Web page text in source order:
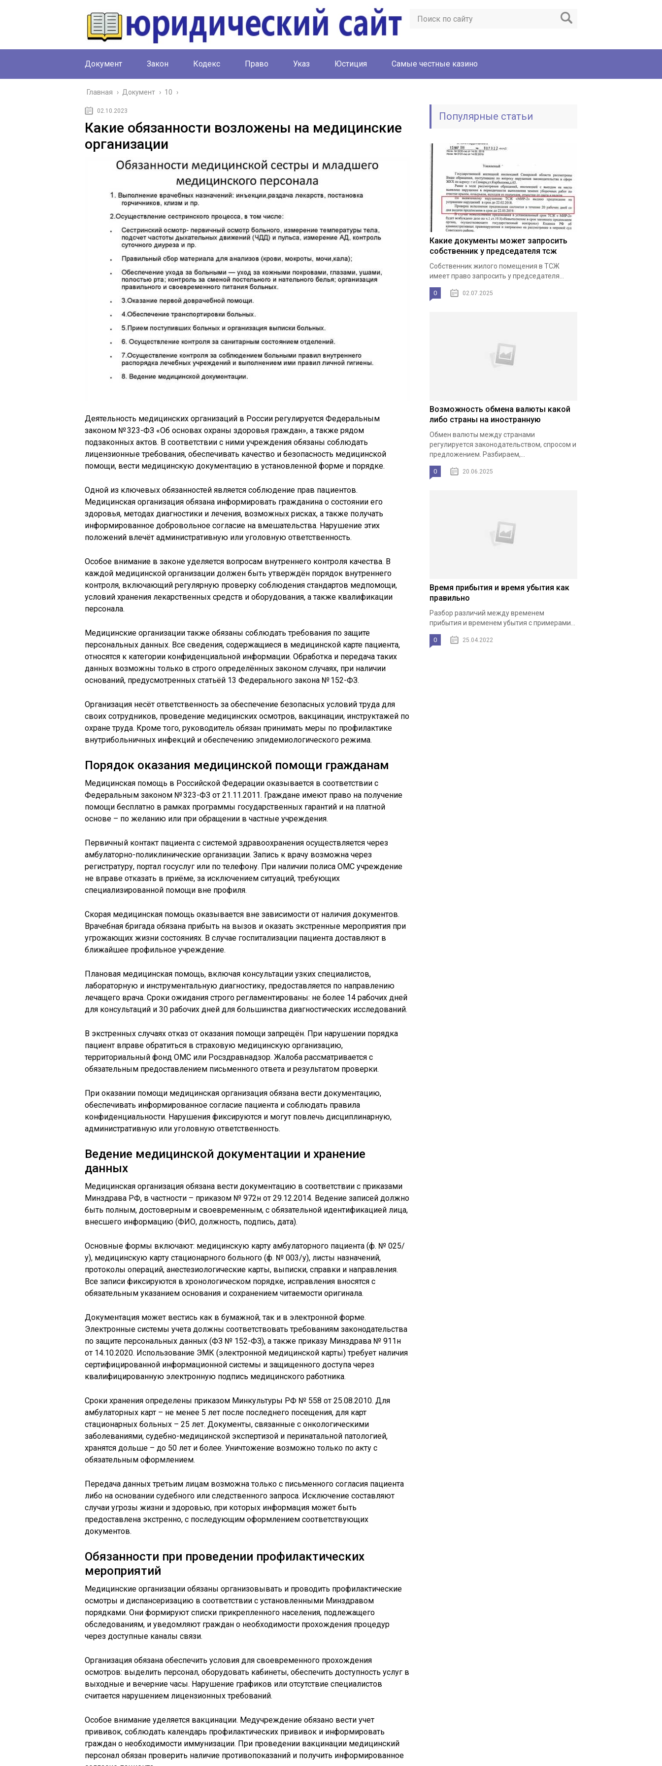
Документ Закон Кодекс Право Указ Юстиция Cамые честные казино
Главная › Документ › 10 ›
02.10.2023
Какие обязанности возложены на медицинские
организации
Деятельность медицинских организаций в России регулируется Федеральным
законом № 323-ФЗ «Об основах охраны здоровья граждан», а также рядом
подзаконных актов. В соответствии с ними учреждения обязаны соблюдать
лицензионные требования, обеспечивать качество и безопасность медицинской
помощи, вести медицинскую документацию в установленной форме и порядке.
Одной из ключевых обязанностей является соблюдение прав пациентов.
Медицинская организация обязана информировать гражданина о состоянии его
здоровья, методах диагностики и лечения, возможных рисках, а также получать
информированное добровольное согласие на вмешательства. Нарушение этих
положений влечёт административную или уголовную ответственность.
Особое внимание в законе уделяется вопросам внутреннего контроля качества. В
каждой медицинской организации должен быть утверждён порядок внутреннего
контроля, включающий регулярную проверку соблюдения стандартов медпомощи,
условий хранения лекарственных средств и оборудования, а также квалификации
персонала.
Медицинские организации также обязаны соблюдать требования по защите
персональных данных. Все сведения, содержащиеся в медицинской карте пациента,
относятся к категории конфиденциальной информации. Обработка и передача таких
данных возможны только в строго определённых законом случаях, при наличии
оснований, предусмотренных статьёй 13 Федерального закона № 152-ФЗ.
Организация несёт ответственность за обеспечение безопасных условий труда для
своих сотрудников, проведение медицинских осмотров, вакцинации, инструктажей по
охране труда. Кроме того, руководитель обязан принимать меры по профилактике
внутрибольничных инфекций и обеспечению эпидемиологического режима.
Порядок оказания медицинской помощи гражданам
Медицинская помощь в Российской Федерации оказывается в соответствии с
Федеральным законом № 323-ФЗ от 21.11.2011. Граждане имеют право на получение
помощи бесплатно в рамках программы государственных гарантий и на платной
основе – по желанию или при обращении в частные учреждения.
Первичный контакт пациента с системой здравоохранения осуществляется через
амбулаторно-поликлинические организации. Запись к врачу возможна через
регистратуру, портал госуслуг или по телефону. При наличии полиса ОМС учреждение
не вправе отказать в приёме, за исключением ситуаций, требующих
специализированной помощи вне профиля.
Скорая медицинская помощь оказывается вне зависимости от наличия документов.
Врачебная бригада обязана прибыть на вызов и оказать экстренные мероприятия при
угрожающих жизни состояниях. В случае госпитализации пациента доставляют в
ближайшее профильное учреждение.
Плановая медицинская помощь, включая консультации узких специалистов,
лабораторную и инструментальную диагностику, предоставляется по направлению
лечащего врача. Сроки ожидания строго регламентированы: не более 14 рабочих дней
для консультаций и 30 рабочих дней для большинства диагностических исследований.
В экстренных случаях отказ от оказания помощи запрещён. При нарушении порядка
пациент вправе обратиться в страховую медицинскую организацию,
территориальный фонд ОМС или Росздравнадзор. Жалоба рассматривается с
обязательным предоставлением письменного ответа и результатом проверки.
При оказании помощи медицинская организация обязана вести документацию,
обеспечивать информированное согласие пациента и соблюдать правила
конфиденциальности. Нарушения фиксируются и могут повлечь дисциплинарную,
административную или уголовную ответственность.
Ведение медицинской документации и хранение
данных
Медицинская организация обязана вести документацию в соответствии с приказами
Минздрава РФ, в частности – приказом № 972н от 29.12.2014. Ведение записей должно
быть полным, достоверным и своевременным, с обязательной идентификацией лица,
внесшего информацию (ФИО, должность, подпись, дата).
Основные формы включают: медицинскую карту амбулаторного пациента (ф. № 025/
у), медицинскую карту стационарного больного (ф. № 003/у), листы назначений,
протоколы операций, анестезиологические карты, выписки, справки и направления.
Все записи фиксируются в хронологическом порядке, исправления вносятся с
обязательным указанием основания и сохранением читаемости оригинала.
Документация может вестись как в бумажной, так и в электронной форме.
Электронные системы учета должны соответствовать требованиям законодательства
по защите персональных данных (ФЗ № 152-ФЗ), а также приказу Минздрава № 911н
от 14.10.2020. Использование ЭМК (электронной медицинской карты) требует наличия
сертифицированной информационной системы и защищенного доступа через
квалифицированную электронную подпись медицинского работника.
Сроки хранения определены приказом Минкультуры РФ № 558 от 25.08.2010. Для
амбулаторных карт – не менее 5 лет после последнего посещения, для карт
стационарных больных – 25 лет. Документы, связанные с онкологическими
заболеваниями, судебно-медицинской экспертизой и перинатальной патологией,
хранятся дольше – до 50 лет и более. Уничтожение возможно только по акту с
обязательным оформлением.
Передача данных третьим лицам возможна только с письменного согласия пациента
либо на основании судебного или следственного запроса. Исключение составляют
случаи угрозы жизни и здоровью, при которых информация может быть
предоставлена экстренно, с последующим оформлением соответствующих
документов.
Обязанности при проведении профилактических
мероприятий
Медицинские организации обязаны организовывать и проводить профилактические
осмотры и диспансеризацию в соответствии с установленными Минздравом
порядками. Они формируют списки прикрепленного населения, подлежащего
обследованиям, и уведомляют граждан о необходимости прохождения процедур
через доступные каналы связи.
Организация обязана обеспечить условия для своевременного прохождения
осмотров: выделить персонал, оборудовать кабинеты, обеспечить доступность услуг в
выходные и вечерние часы. Нарушение графиков или отсутствие специалистов
считается нарушением лицензионных требований.
Особое внимание уделяется вакцинации. Медучреждение обязано вести учет
прививок, соблюдать календарь профилактических прививок и информировать
граждан о необходимости иммунизации. При проведении вакцинации медицинский
персонал обязан проверить наличие противопоказаний и получить информированное
Популярные статьи
Какие документы может запросить
собственник у председателя тсж
Собственник жилого помещения в ТСЖ
имеет право запросить у председателя...
0 02.07.2025
Возможность обмена валюты какой
либо страны на иностранную
Обмен валюты между странами
регулируется законодательством, спросом и
предложением. Разбираем,...
0 20.06.2025
Время прибытия и время убытия как
правильно
Разбор различий между временем
прибытия и временем убытия с примерами...
0 25.04.2022